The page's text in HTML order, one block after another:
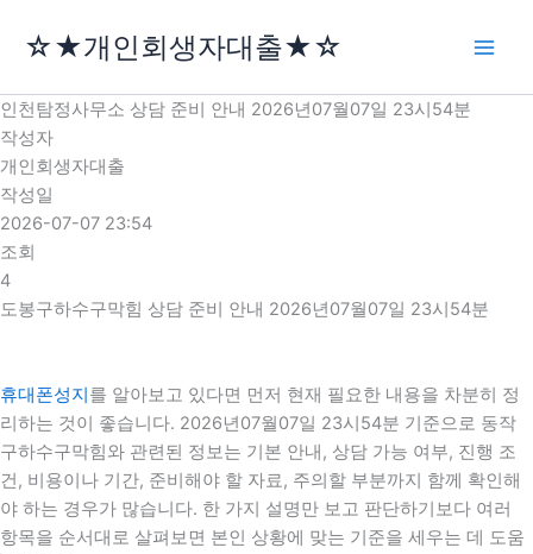
로
건
너
뛰
기
☆★개인회생자대출★☆
인천탐정사무소 상담 준비 안내 2026년07월07일 23시54분
작성자
개인회생자대출
작성일
2026-07-07 23:54
조회
4
도봉구하수구막힘 상담 준비 안내 2026년07월07일 23시54분
휴대폰성지를 알아보고 있다면 먼저 현재 필요한 내용을 차분히 정
리하는 것이 좋습니다. 2026년07월07일 23시54분 기준으로 동작
구하수구막힘와 관련된 정보는 기본 안내, 상담 가능 여부, 진행 조
건, 비용이나 기간, 준비해야 할 자료, 주의할 부분까지 함께 확인해
야 하는 경우가 많습니다. 한 가지 설명만 보고 판단하기보다 여러
항목을 순서대로 살펴보면 본인 상황에 맞는 기준을 세우는 데 도움